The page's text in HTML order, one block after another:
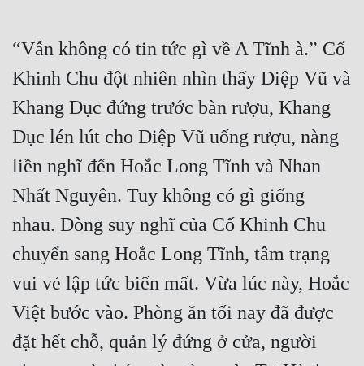
Khoa Huyễn
Khoa Huyễn Không Gian
Kinh Dị
Kiếm Hiệp
Kỳ Huyễn
Làm Giàu
Lịch Sử
Mưu Mô
“Vẫn không có tin tức gì về A Tĩnh à.” Cố
Khinh Chu đột nhiên nhìn thấy Diệp Vũ và
Khang Dục đứng trước bàn rượu, Khang
Dục lén lút cho Diệp Vũ uống rượu, nàng
liền nghĩ đến Hoắc Long Tĩnh và Nhan
Nhất Nguyên. Tuy không có gì giống
nhau. Dòng suy nghĩ của Cố Khinh Chu
chuyển sang Hoắc Long Tĩnh, tâm trạng
vui vẻ lập tức biến mất. Vừa lúc này, Hoắc
Việt bước vào. Phòng ăn tối nay đã được
đặt hết chỗ, quản lý đứng ở cửa, người